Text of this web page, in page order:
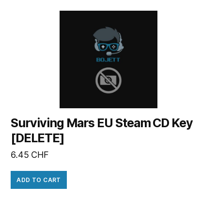
Surviving Mars EU Steam CD Key
[DELETE]
6.45 CHF
ADD TO CART